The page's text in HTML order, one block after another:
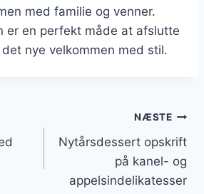
med familie og venner.
er en perfekt måde at afslutte
nye velkommen med stil.
NÆSTE
Nytårsdessert opskrift
på kanel- og
appelsindelikatesser